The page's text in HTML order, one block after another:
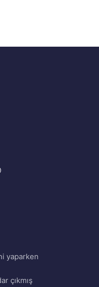
yaparken
çıkmış